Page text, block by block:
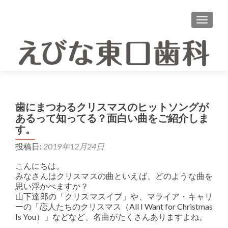
ナビゲ
歯にまつわるクリスマスのヒットソングが
あるって知ってる？面白い曲をご紹介しま
す。
投稿日: 2019年12月24日
こんにちは。
みなさんはクリスマスの曲といえば、どのような曲を
思い浮かべますか？
山下達郎の「クリスマスイブ」や、マライア・キャリ
ーの「恋人たちのクリスマス（All I Want for Christmas
Is You）」などなど、名曲がたくさんありますよね。